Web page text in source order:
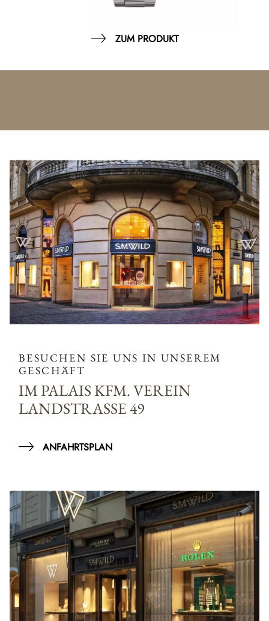
ZUM PRODUKT
BESUCHEN SIE UNS IN UNSEREM
GESCHÄFT
IM PALAIS KFM. VEREIN
LANDSTRASSE 49
ANFAHRTSPLAN